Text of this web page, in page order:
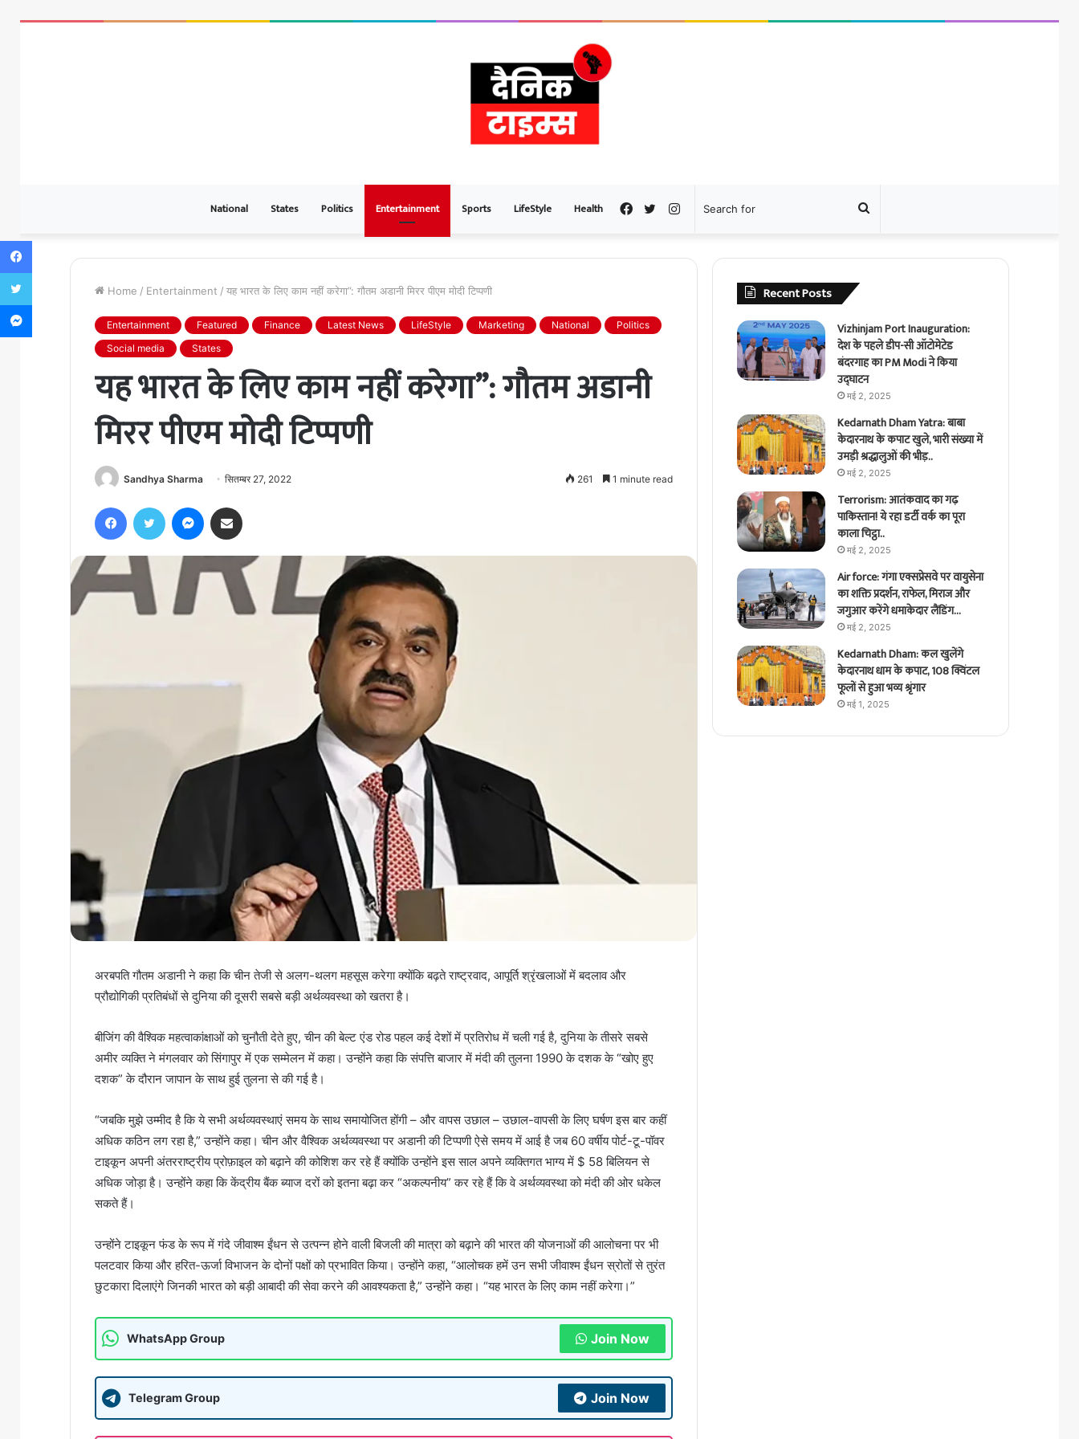
National States Politics Entertainment Sports LifeStyle Health Search
for
Instagram
Twitter
Facebook
Home / Entertainment / यह भारत के लिए काम नहीं करेगा”: गौतम अडानी मिरर पीएम मोदी टिप्पणी
Entertainment Featured Finance Latest News LifeStyle Marketing National
Politics
Social media
States
यह भारत के लिए काम नहीं करेगा”: गौतम अडानी
मिरर पीएम मोदी टिप्पणी
Sandhya Sharma सितम्बर 27, 2022 261 1 minute read
FacebookTwitter Messenger
अरबपति गौतम अडानी ने कहा कि चीन तेजी से अलग-थलग महसूस करेगा क्योंकि बढ़ते राष्ट्रवाद, आपूर्ति श्रृंखलाओं में बदलाव और
प्रौद्योगिकी प्रतिबंधों से दुनिया की दूसरी सबसे बड़ी अर्थव्यवस्था को खतरा है।
बीजिंग की वैश्विक महत्वाकांक्षाओं को चुनौती देते हुए, चीन की बेल्ट एंड रोड पहल कई देशों में प्रतिरोध में चली गई है, दुनिया के तीसरे सबसे
अमीर व्यक्ति ने मंगलवार को सिंगापुर में एक सम्मेलन में कहा। उन्होंने कहा कि संपत्ति बाजार में मंदी की तुलना 1990 के दशक के “खोए हुए
दशक” के दौरान जापान के साथ हुई तुलना से की गई है।
“जबकि मुझे उम्मीद है कि ये सभी अर्थव्यवस्थाएं समय के साथ समायोजित होंगी – और वापस उछाल – उछाल-वापसी के लिए घर्षण इस बार कहीं
अधिक कठिन लग रहा है,” उन्होंने कहा। चीन और वैश्विक अर्थव्यवस्था पर अडानी की टिप्पणी ऐसे समय में आई है जब 60 वर्षीय पोर्ट-टू-पॉवर
टाइकून अपनी अंतरराष्ट्रीय प्रोफ़ाइल को बढ़ाने की कोशिश कर रहे हैं क्योंकि उन्होंने इस साल अपने व्यक्तिगत भाग्य में $ 58 बिलियन से
अधिक जोड़ा है। उन्होंने कहा कि केंद्रीय बैंक ब्याज दरों को इतना बढ़ा कर “अकल्पनीय” कर रहे हैं कि वे अर्थव्यवस्था को मंदी की ओर धकेल
सकते हैं।
उन्होंने टाइकून फंड के रूप में गंदे जीवाश्म ईंधन से उत्पन्न होने वाली बिजली की मात्रा को बढ़ाने की भारत की योजनाओं की आलोचना पर भी
पलटवार किया और हरित-ऊर्जा विभाजन के दोनों पक्षों को प्रभावित किया। उन्होंने कहा, “आलोचक हमें उन सभी जीवाश्म ईंधन स्रोतों से तुरंत
छुटकारा दिलाएंगे जिनकी भारत को बड़ी आबादी की सेवा करने की आवश्यकता है,” उन्होंने कहा। “यह भारत के लिए काम नहीं करेगा।”
WhatsApp Group Join Now
Telegram Group Join Now
Recent Posts
Vizhinjam Port Inauguration:
देश के पहले डीप-सी ऑटोमेटेड
बंदरगाह का PM Modi ने किया
उद्घाटन
मई 2, 2025
Kedarnath Dham Yatra: बाबा
केदारनाथ के कपाट खुले, भारी संख्या में
उमड़ी श्रद्धालुओं की भीड़..
मई 2, 2025
Terrorism: आतंकवाद का गढ़
पाकिस्तान! ये रहा डर्टी वर्क का पूरा
काला चिट्ठा..
मई 2, 2025
Air force: गंगा एक्सप्रेसवे पर वायुसेना
का शक्ति प्रदर्शन, राफेल, मिराज और
जगुआर करेंगे धमाकेदार लैंडिंग…
मई 2, 2025
Kedarnath Dham: कल खुलेंगे
केदारनाथ धाम के कपाट, 108 क्विंटल
फूलों से हुआ भव्य श्रृंगार
मई 1, 2025
Facebook
Twitter
Messenger